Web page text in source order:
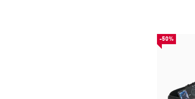
-50%